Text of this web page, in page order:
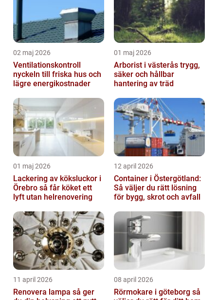
02 maj 2026
Ventilationskontroll
nyckeln till friska hus och
lägre energikostnader
01 maj 2026
Arborist i västerås trygg,
säker och hållbar
hantering av träd
01 maj 2026
Lackering av köksluckor i
Örebro så får köket ett
lyft utan helrenovering
12 april 2026
Container i Östergötland:
Så väljer du rätt lösning
för bygg, skrot och avfall
11 april 2026
Renovera lampa så ger
08 april 2026
Rörmokare i göteborg så